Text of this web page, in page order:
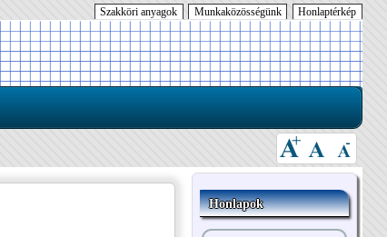
Honlaptérkép
Munkaközösségünk
Szakköri anyagok
Honlapok